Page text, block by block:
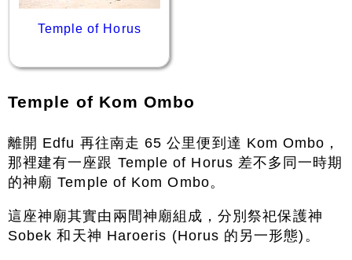
Temple of Horus
Temple of Kom Ombo
離開 Edfu 再往南走 65 公里便到達 Kom Ombo，
那裡建有一座跟 Temple of Horus 差不多同一時期
的神廟 Temple of Kom Ombo。
這座神廟其實由兩間神廟組成，分別祭祀保護神
Sobek 和天神 Haroeris (Horus 的另一形態)。